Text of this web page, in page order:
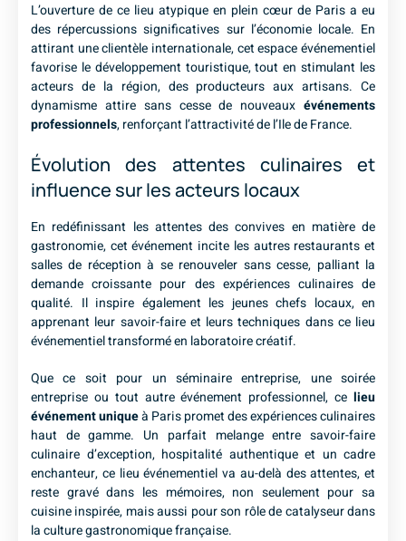
L’ouverture de ce lieu atypique en plein cœur de Paris a eu
des répercussions significatives sur l’économie locale. En
attirant une clientèle internationale, cet espace événementiel
favorise le développement touristique, tout en stimulant les
acteurs de la région, des producteurs aux artisans. Ce
dynamisme attire sans cesse de nouveaux événements
professionnels, renforçant l’attractivité de l’Ile de France.
Évolution des attentes culinaires et
influence sur les acteurs locaux
En redéfinissant les attentes des convives en matière de
gastronomie, cet événement incite les autres restaurants et
salles de réception à se renouveler sans cesse, palliant la
demande croissante pour des expériences culinaires de
qualité. Il inspire également les jeunes chefs locaux, en
apprenant leur savoir-faire et leurs techniques dans ce lieu
événementiel transformé en laboratoire créatif.
Que ce soit pour un séminaire entreprise, une soirée
entreprise ou tout autre événement professionnel, ce lieu
événement uniqueà Paris promet des expériences culinaires
haut de gamme. Un parfait melange entre savoir-faire
culinaire d’exception, hospitalité authentique et un cadre
enchanteur, ce lieu événementiel va au-delà des attentes, et
reste gravé dans les mémoires, non seulement pour sa
cuisine inspirée, mais aussi pour son rôle de catalyseur dans
la culture gastronomique française.